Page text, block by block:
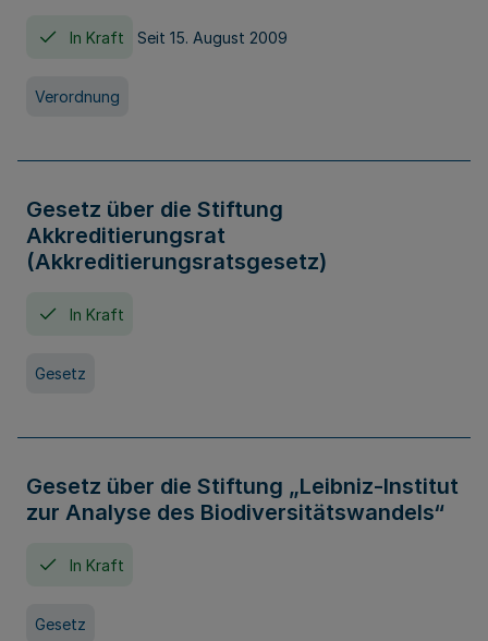
In Kraft Seit 15. August 2009
Verordnung
Gesetz über die Stiftung
Akkreditierungsrat
(Akkreditierungsratsgesetz)
In Kraft
Gesetz
Gesetz über die Stiftung „Leibniz-Institut
zur Analyse des Biodiversitätswandels“
In Kraft
Gesetz